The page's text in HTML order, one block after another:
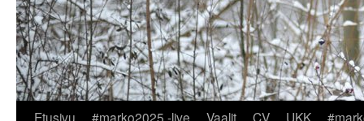
Siirry
Etusivu #marko2025 -live Vaalit CV UKK